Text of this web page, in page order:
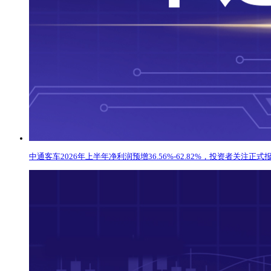
中通客车2026年上半年净利润预增36.56%-62.82%，投资者关注正式